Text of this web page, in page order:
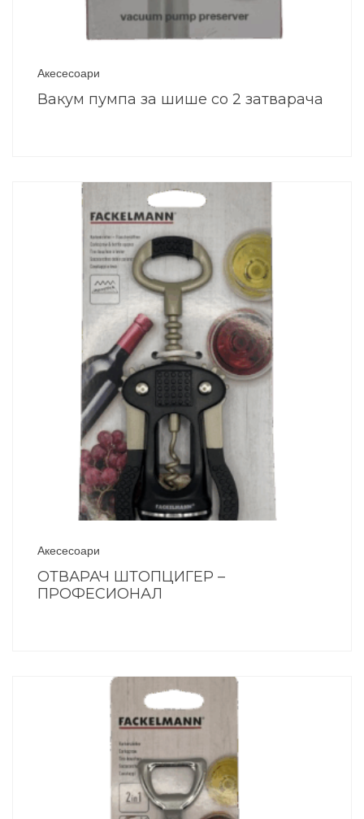
Акесесоари
Вакум пумпа за шише со 2 затварача
Акесесоари
ОТВАРАЧ ШТОПЦИГЕР –
ПРОФЕСИОНАЛ